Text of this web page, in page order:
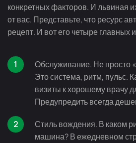
конкретных факторов. И львиная
от вас. Представьте, что ресурс
рецепт. И вот его четыре главных
Обслуживание. Не просто
Это система, ритм, пульс.
визиты к хорошему врачу
Предупредить всегда
Стиль вождения. В каком
машина? В ежедневном